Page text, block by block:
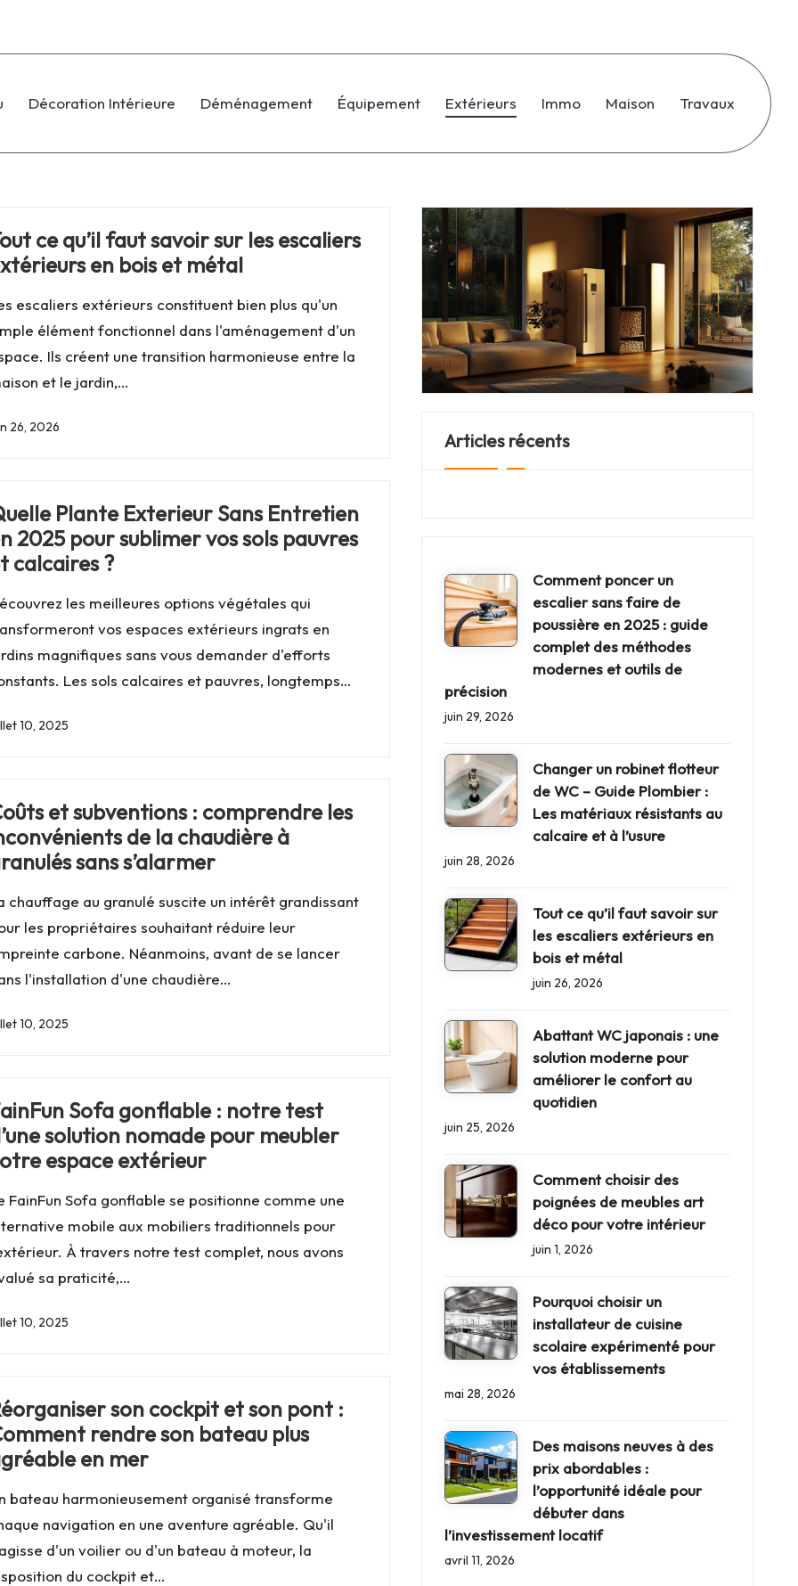
Décoration Intérieure Déménagement Équipement Extérieurs Immo Maison Travaux
ce qu’il faut savoir sur les escaliers
en bois et métal
escaliers extérieurs constituent bien plus qu'un
élément fonctionnel dans l'aménagement d'un
Ils créent une transition harmonieuse entre la
et le jardin,…
26, 2026
Plante Exterieur Sans Entretien
2025 pour sublimer vos sols pauvres
calcaires ?
les meilleures options végétales qui
vos espaces extérieurs ingrats en
magnifiques sans vous demander d'efforts
Les sols calcaires et pauvres, longtemps…
10, 2025
et subventions : comprendre les
de la chaudière à
sans s’alarmer
chauffage au granulé suscite un intérêt grandissant
les propriétaires souhaitant réduire leur
carbone. Néanmoins, avant de se lancer
l'installation d'une chaudière…
10, 2025
Sofa gonflable : notre test
solution nomade pour meubler
espace extérieur
FainFun Sofa gonflable se positionne comme une
mobile aux mobiliers traditionnels pour
À travers notre test complet, nous avons
sa praticité,…
10, 2025
son cockpit et son pont :
rendre son bateau plus
en mer
bateau harmonieusement organisé transforme
navigation en une aventure agréable. Qu'il
d'un voilier ou d'un bateau à moteur, la
du cockpit et…
Articles récents
Comment poncer un
escalier sans faire de
poussière en 2025 : guide
complet des méthodes
modernes et outils de
précision
juin 29, 2026
Changer un robinet flotteur
de WC – Guide Plombier :
Les matériaux résistants au
calcaire et à l’usure
juin 28, 2026
Tout ce qu’il faut savoir sur
les escaliers extérieurs en
bois et métal
juin 26, 2026
Abattant WC japonais : une
solution moderne pour
améliorer le confort au
quotidien
juin 25, 2026
Comment choisir des
poignées de meubles art
déco pour votre intérieur
juin 1, 2026
Pourquoi choisir un
installateur de cuisine
scolaire expérimenté pour
vos établissements
mai 28, 2026
Des maisons neuves à des
prix abordables :
l’opportunité idéale pour
débuter dans
l’investissement locatif
avril 11, 2026